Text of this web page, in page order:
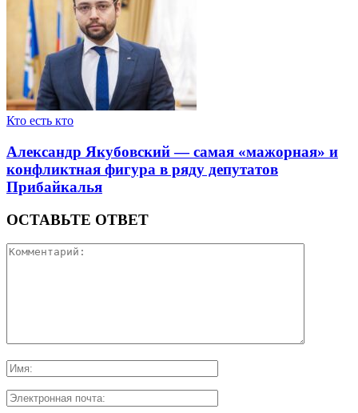
Кто есть кто
Александр Якубовский — самая «мажорная» и
конфликтная фигура в ряду депутатов
Прибайкалья
ОСТАВЬТЕ ОТВЕТ